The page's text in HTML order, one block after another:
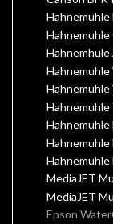
Hahnemuhle
Hahnemuhle
MediaJET
MediaJET
Epson